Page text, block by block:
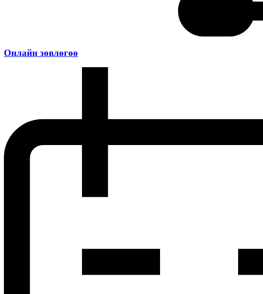
Онлайн зөвлөгөө